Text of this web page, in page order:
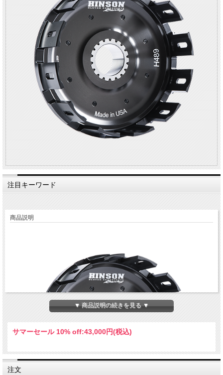
注目キーワード
商品説明
▼ 商品説明の続きを見る ▼
サマーセール 10% off:43,000円(税込)
注文